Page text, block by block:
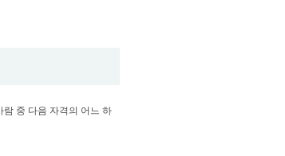
중 다음 자격의 어느 하